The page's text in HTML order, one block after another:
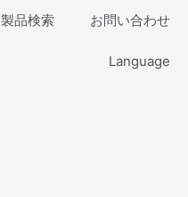
製品検索 お問い合わせ
Language